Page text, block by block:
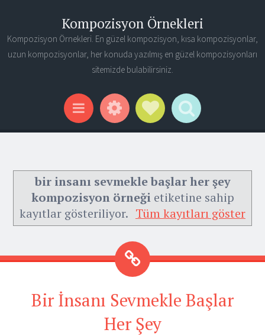
Kompozisyon Örnekleri
Kompozisyon Örnekleri. En güzel kompozisyon, kısa kompozisyonlar,
uzun kompozisyonlar, her konuda yazılmış en güzel kompozisyonları
sitemizde bulabilirsiniz.
Menu WidgetsSocial Links
Search
bir insanı sevmekle başlar her şey
kompozisyon örneğietiketine sahip
kayıtlar gösteriliyor. Tüm kayıtları göster
Bir İnsanı Sevmekle Başlar
Her Şey